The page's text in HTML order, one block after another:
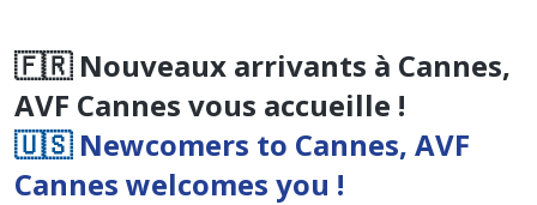
🇫🇷 Nouveaux arrivants à Cannes,
AVF Cannes vous accueille !
🇺🇸 Newcomers to Cannes, AVF
Cannes welcomes you !